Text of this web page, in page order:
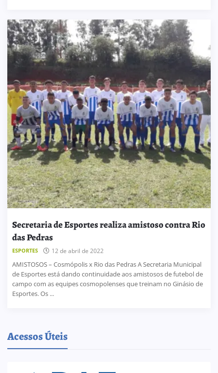
Secretaria de Esportes realiza amistoso contra Rio
das Pedras
ESPORTES 12 de abril de 2022
AMISTOSOS – Cosmópolis x Rio das Pedras A Secretaria Municipal
de Esportes está dando continuidade aos amistosos de futebol de
campo com as equipes cosmopolenses que treinam no Ginásio de
Esportes. Os ...
Acessos Úteis